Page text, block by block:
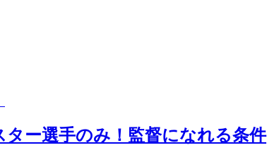
ター選手のみ！監督になれる条件